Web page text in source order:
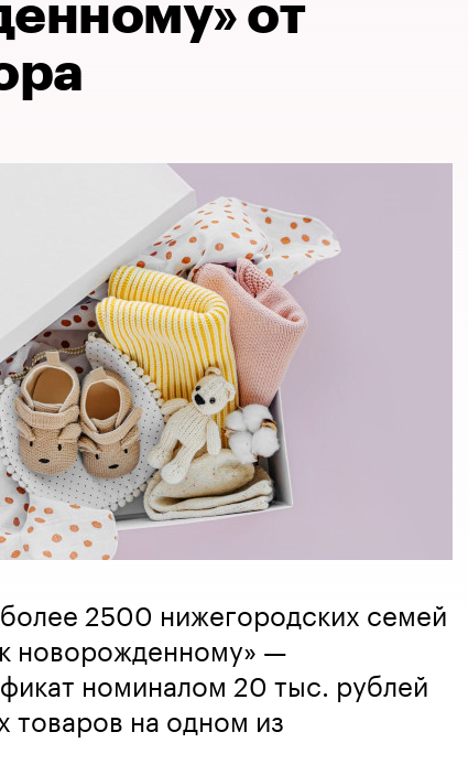
от
2500 нижегородских семей
новорожденному» —
номиналом 20 тыс. рублей
товаров на одном из